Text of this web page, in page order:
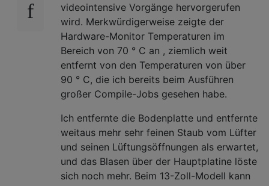
videointensive Vorgänge hervorgerufen
wird. Merkwürdigerweise zeigte der
Hardware-Monitor Temperaturen im
Bereich von 70 ° C an , ziemlich weit
entfernt von den Temperaturen von über
90 ° C, die ich bereits beim Ausführen
großer Compile-Jobs gesehen habe.
Ich entfernte die Bodenplatte und entfernte
weitaus mehr sehr feinen Staub vom Lüfter
und seinen Lüftungsöffnungen als erwartet,
und das Blasen über der Hauptplatine löste
sich noch mehr. Beim 13-Zoll-Modell kann